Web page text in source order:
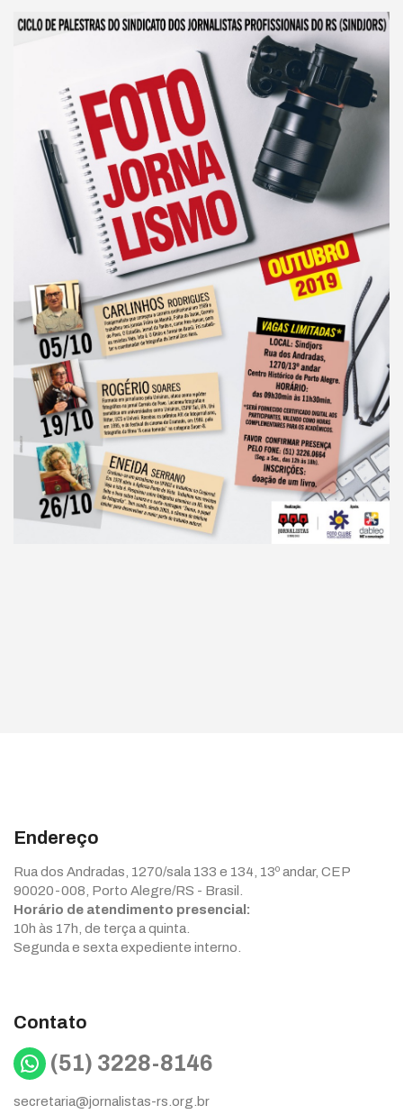
Endereço
Rua dos Andradas, 1270/sala 133 e 134, 13º andar, CEP
90020-008, Porto Alegre/RS - Brasil.
Horário de atendimento presencial:
10h às 17h, de terça a quinta.
Segunda e sexta expediente interno.
Contato
WhatsApp
(51) 3228-8146
secretaria@jornalistas-rs.org.br